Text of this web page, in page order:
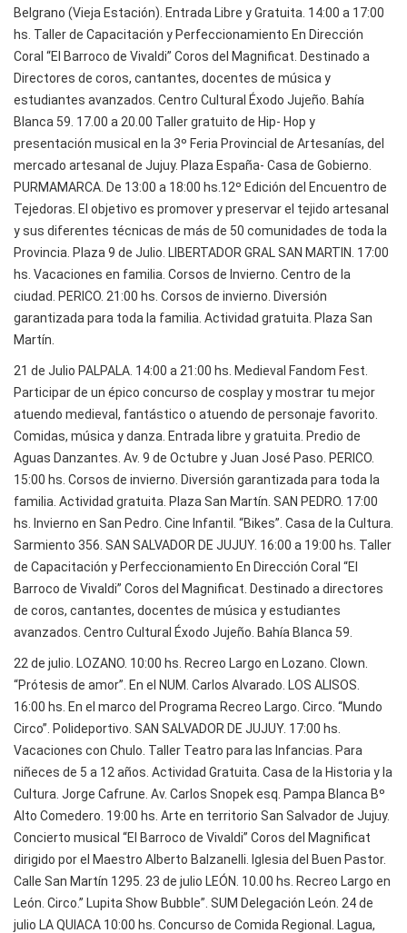
Belgrano (Vieja Estación). Entrada Libre y Gratuita. 14:00 a 17:00
hs. Taller de Capacitación y Perfeccionamiento En Dirección
Coral “El Barroco de Vivaldi” Coros del Magnificat. Destinado a
Directores de coros, cantantes, docentes de música y
estudiantes avanzados. Centro Cultural Éxodo Jujeño. Bahía
Blanca 59. 17.00 a 20.00 Taller gratuito de Hip- Hop y
presentación musical en la 3º Feria Provincial de Artesanías, del
mercado artesanal de Jujuy. Plaza España- Casa de Gobierno.
PURMAMARCA. De 13:00 a 18:00 hs.12º Edición del Encuentro de
Tejedoras. El objetivo es promover y preservar el tejido artesanal
y sus diferentes técnicas de más de 50 comunidades de toda la
Provincia. Plaza 9 de Julio. LIBERTADOR GRAL SAN MARTIN. 17:00
hs. Vacaciones en familia. Corsos de Invierno. Centro de la
ciudad. PERICO. 21:00 hs. Corsos de invierno. Diversión
garantizada para toda la familia. Actividad gratuita. Plaza San
Martín.
21 de Julio PALPALA. 14:00 a 21:00 hs. Medieval Fandom Fest.
Participar de un épico concurso de cosplay y mostrar tu mejor
atuendo medieval, fantástico o atuendo de personaje favorito.
Comidas, música y danza. Entrada libre y gratuita. Predio de
Aguas Danzantes. Av. 9 de Octubre y Juan José Paso. PERICO.
15:00 hs. Corsos de invierno. Diversión garantizada para toda la
familia. Actividad gratuita. Plaza San Martín. SAN PEDRO. 17:00
hs. Invierno en San Pedro. Cine Infantil. “Bikes”. Casa de la Cultura.
Sarmiento 356. SAN SALVADOR DE JUJUY. 16:00 a 19:00 hs. Taller
de Capacitación y Perfeccionamiento En Dirección Coral “El
Barroco de Vivaldi” Coros del Magnificat. Destinado a directores
de coros, cantantes, docentes de música y estudiantes
avanzados. Centro Cultural Éxodo Jujeño. Bahía Blanca 59.
22 de julio. LOZANO. 10:00 hs. Recreo Largo en Lozano. Clown.
“Prótesis de amor”. En el NUM. Carlos Alvarado. LOS ALISOS.
16:00 hs. En el marco del Programa Recreo Largo. Circo. “Mundo
Circo”. Polideportivo. SAN SALVADOR DE JUJUY. 17:00 hs.
Vacaciones con Chulo. Taller Teatro para las Infancias. Para
niñeces de 5 a 12 años. Actividad Gratuita. Casa de la Historia y la
Cultura. Jorge Cafrune. Av. Carlos Snopek esq. Pampa Blanca Bº
Alto Comedero. 19:00 hs. Arte en territorio San Salvador de Jujuy.
Concierto musical “El Barroco de Vivaldi” Coros del Magnificat
dirigido por el Maestro Alberto Balzanelli. Iglesia del Buen Pastor.
Calle San Martín 1295. 23 de julio LEÓN. 10.00 hs. Recreo Largo en
León. Circo.” Lupita Show Bubble”. SUM Delegación León. 24 de
julio LA QUIACA 10:00 hs. Concurso de Comida Regional. Lagua,